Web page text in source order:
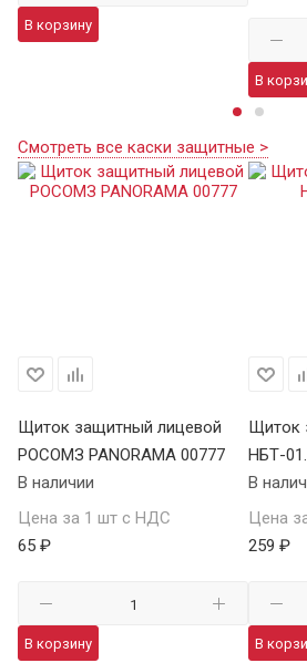
В корзину
В
Смотреть все каски защитные >
Щиток защитный лицевой
РОСОМЗ PANORAMA 00777
В наличии
Цена за 1 шт с НДС
65 ₽
В корзину
Щиток
НБТ-
В
Цена
259 ₽
В